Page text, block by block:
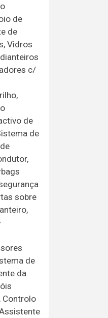
de
de
Vidros
c/
de
de
sobre
de
da
Controlo